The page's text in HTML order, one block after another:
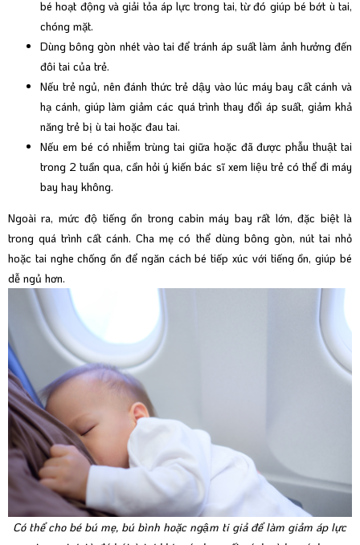
bé hoạt động và giải tỏa áp lực trong tai, từ đó giúp bé bớt ù tai,
chóng mặt.
Dùng bông gòn nhét vào tai để tránh áp suất làm ảnh hưởng đến
đôi tai của trẻ.
Nếu trẻ ngủ, nên đánh thức trẻ dậy vào lúc máy bay cất cánh và
hạ cánh, giúp làm giảm các quá trình thay đổi áp suất, giảm khả
năng trẻ bị ù tai hoặc đau tai.
Nếu em bé có nhiễm trùng tai giữa hoặc đã được phẫu thuật tai
trong 2 tuần qua, cần hỏi ý kiến bác sĩ xem liệu trẻ có thể đi máy
bay hay không.
Ngoài ra, mức độ tiếng ồn trong cabin máy bay rất lớn, đặc biệt là
trong quá trình cất cánh. Cha mẹ có thể dùng bông gòn, nút tai nhỏ
hoặc tai nghe chống ồn để ngăn cách bé tiếp xúc với tiếng ồn, giúp bé
dễ ngủ hơn.
Có thể cho bé bú mẹ, bú bình hoặc ngậm ti giả để làm giảm áp lực